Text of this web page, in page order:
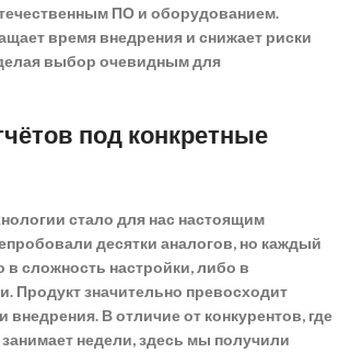
ПО и оборудованием.
время внедрения и снижает риски
выбор очевидным для
под конкретные
стало для нас настоящим
десятки аналогов, но каждый
в сложность настройки, либо в
Продукт значительно превосходит
внедрения. В отличие от конкурентов, где
недели, здесь мы получили